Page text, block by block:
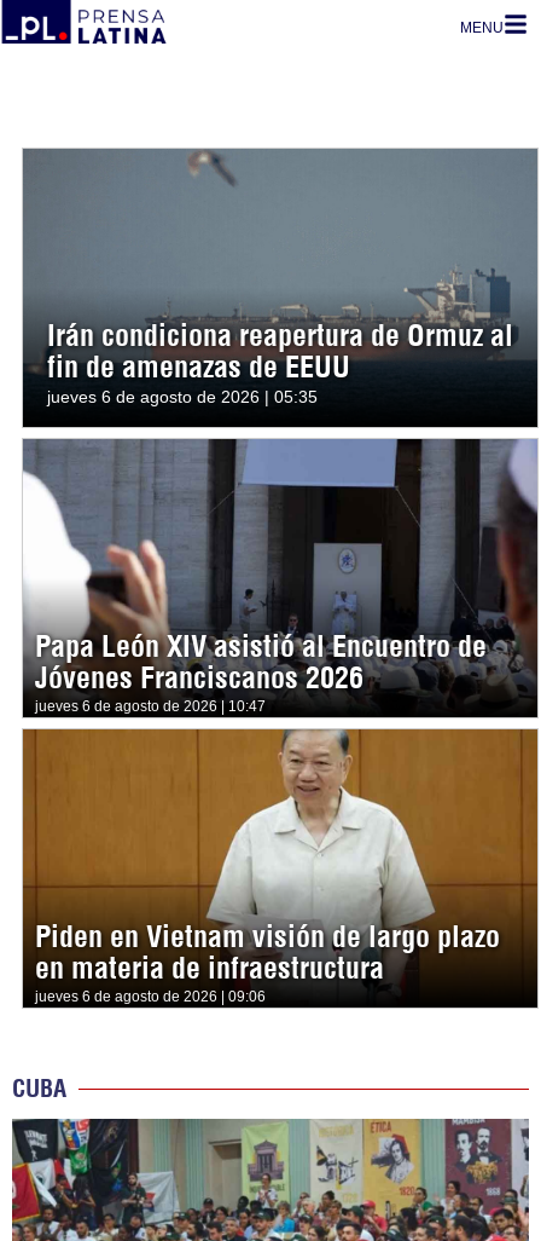
MENU
Irán condiciona reapertura de Ormuz al
fin de amenazas de EEUU
jueves 6 de agosto de 2026 | 05:35
Papa León XIV asistió al Encuentro de
Jóvenes Franciscanos 2026
jueves 6 de agosto de 2026 | 10:47
Piden en Vietnam visión de largo plazo
en materia de infraestructura
jueves 6 de agosto de 2026 | 09:06
CUBA